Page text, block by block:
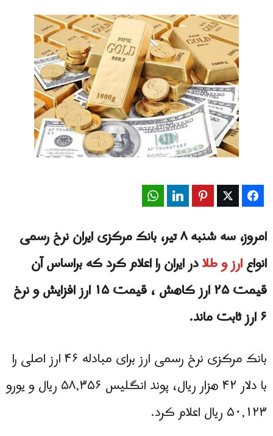
Facebook
Twitter
Pinterest
LinkedIn
امروز، سه شنبه ۸ تیر، بانک مرکزی ایران نرخ رسمی
انواعارز و طلادر ایران را اعلام کرد که براساس آن
قیمت ۲۵ ارز کاهش ، قیمت ۱۵ ارز افزایش و نرخ
۶ ارز ثابت ماند.
بانک مرکزی نرخ رسمی ارز برای مبادله ۴۶ ارز اصلی را
با دلار ۴۲ هزار ریال، پوند انگلیس ۵۸,۳۵۶ ریال و یورو
۵۰,۱۲۳ ریال اعلام کرد.